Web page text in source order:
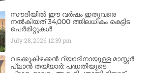
സൗദിയിൽ ഈ വർഷം ഇതുവരെ
നൽകിയത് 34,000 ത്തിലധികം കെട്ടിട
പെർമിറ്റുകൾ
July 28, 2026 12:39 pm
വടക്കുകിഴക്കൻ റിയാദിനായുള്ള മാസ്റ്റർ
പ്ലാൻ തയ്യാർ: പദ്ധതിയുടെ